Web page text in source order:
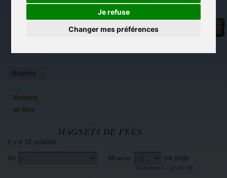
Je refuse
Changer mes préférences
Librairie des
Carterie
originale
Activités
détente et jeux
Objets déco et
Magnets
Magnets
de fées
MAGNETS DE FÉES
Il y a 18 produits.
Tri -- Montrer 12 par page
Résultats 1 - 12 sur 18.